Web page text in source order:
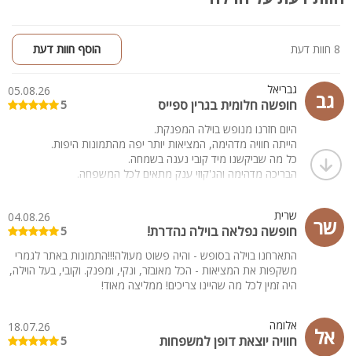
ראש פינה העתיקה, יקבי בוטיק, מסלולי הליכה ורכיבה על אופניים,
יסוד המעלה וראש פינה.
8 חוות דעת הוסף חוות דעת
גב גבריאל
חופשה חלומית בגרין ספייס
05.08.26
5
היום חזרנו מנופש בוילה המפנקת.
הייתה חוויה מדהימה, המציאות יותר יפה מהתמונות היפות.
כל מה שביקשנו מיד קובי נענה בשמחה.
הבריכה מדהימה והג'קוזי ענק מתאים לכל המשפחה.
שר שרית
חופשה נפלאה בוילה נהדרת!
04.08.26
5
התארחנו בוילה בסופש - והיה פשוט מעולה!!!התמונות באתר לגמרי
משקפות את המציאות - הכל מאובזר, ונקי, ומפנק. וקובי, בעל הוילה,
היה זמין לכל מה שהיינו צריכים! ממליצה מאוד!
אל אלומה
חוויה יוצאת דופן למשפחות
18.07.26
5